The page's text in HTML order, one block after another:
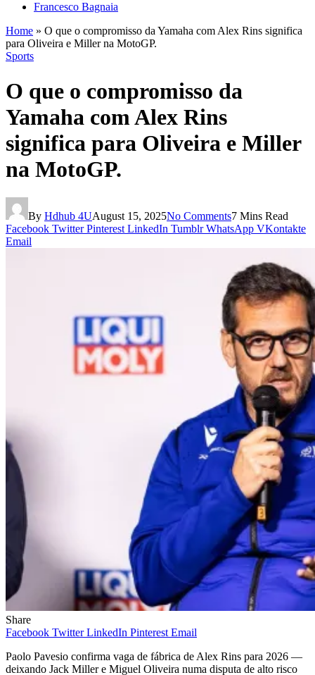
Francesco Bagnaia
Home » O que o compromisso da Yamaha com Alex Rins significa
para Oliveira e Miller na MotoGP.
Sports
O que o compromisso da
Yamaha com Alex Rins
significa para Oliveira e Miller
na MotoGP.
By Hdhub 4UAugust 15, 2025No Comments7 Mins Read
Facebook Twitter Pinterest LinkedIn Tumblr WhatsApp VKontakte
Email
Share
Facebook Twitter LinkedIn Pinterest Email
Paolo Pavesio confirma vaga de fábrica de Alex Rins para 2026 —
deixando Jack Miller e Miguel Oliveira numa disputa de alto risco